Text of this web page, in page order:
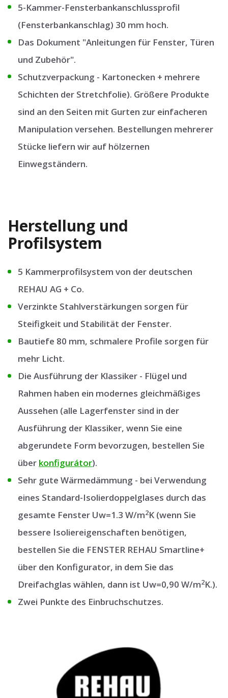
5-Kammer-Fensterbankanschlussprofil
(Fensterbankanschlag) 30 mm hoch.
Das Dokument "Anleitungen für Fenster, Türen
und Zubehör".
Schutzverpackung - Kartonecken + mehrere
Schichten der Stretchfolie). Größere Produkte
sind an den Seiten mit Gurten zur einfacheren
Manipulation versehen. Bestellungen mehrerer
Stücke liefern wir auf hölzernen
Einwegständern.
Herstellung und
Profilsystem
5 Kammerprofilsystem von der deutschen
REHAU AG + Co.
Verzinkte Stahlverstärkungen sorgen für
Steifigkeit und Stabilität der Fenster.
Bautiefe 80 mm, schmalere Profile sorgen für
mehr Licht.
Die Ausführung der Klassiker - Flügel und
Rahmen haben ein modernes gleichmäßiges
Aussehen (alle Lagerfenster sind in der
Ausführung der Klassiker, wenn Sie eine
abgerundete Form bevorzugen, bestellen Sie
über konfigurátor).
Sehr gute Wärmedämmung - bei Verwendung
eines Standard-Isolierdoppelglases durch das
gesamte Fenster Uw=1.3 W/m2K (wenn Sie
bessere Isoliereigenschaften benötigen,
bestellen Sie die FENSTER REHAU Smartline+
über den Konfigurator, in dem Sie das
Dreifachglas wählen, dann ist Uw=0,90 W/m2K.).
Zwei Punkte des Einbruchschutzes.